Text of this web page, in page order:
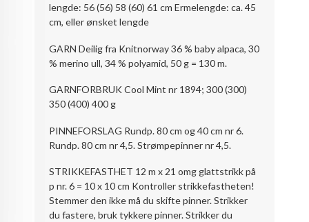
lengde: 56 (56) 58 (60) 61 cm Ermelengde: ca. 45
cm, eller ønsket lengde
GARN Deilig fra Knitnorway 36 % baby alpaca, 30
% merino ull, 34 % polyamid, 50 g = 130 m.
GARNFORBRUK Cool Mint nr 1894; 300 (300)
350 (400) 400 g
PINNEFORSLAG Rundp. 80 cm og 40 cm nr 6.
Rundp. 80 cm nr 4,5. Strømpepinner nr 4,5.
STRIKKEFASTHET 12 m x 21 omg glattstrikk på
p nr. 6 = 10 x 10 cm Kontroller strikkefastheten!
Stemmer den ikke må du skifte pinner. Strikker
du fastere, bruk tykkere pinner. Strikker du